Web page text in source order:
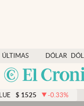
ÚLTIMAS
NOTICIAS
DÓLAR
BLUE
Dólar
Members
Economía y Política
-0.33% DÓLAR